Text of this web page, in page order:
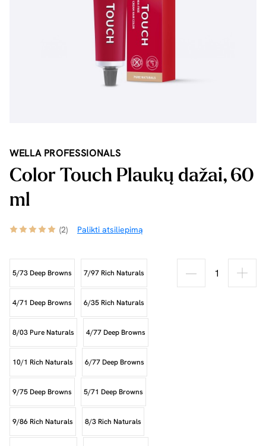
WELLA PROFESSIONALS
Color Touch Plaukų dažai, 60
ml
(2) Palikti atsiliepimą
5/73 Deep Browns 7/97 Rich Naturals
4/71 Deep Browns 6/35 Rich Naturals
8/03 Pure Naturals 4/77 Deep Browns
10/1 Rich Naturals 6/77 Deep Browns
9/75 Deep Browns 5/71 Deep Browns
9/86 Rich Naturals 8/3 Rich Naturals